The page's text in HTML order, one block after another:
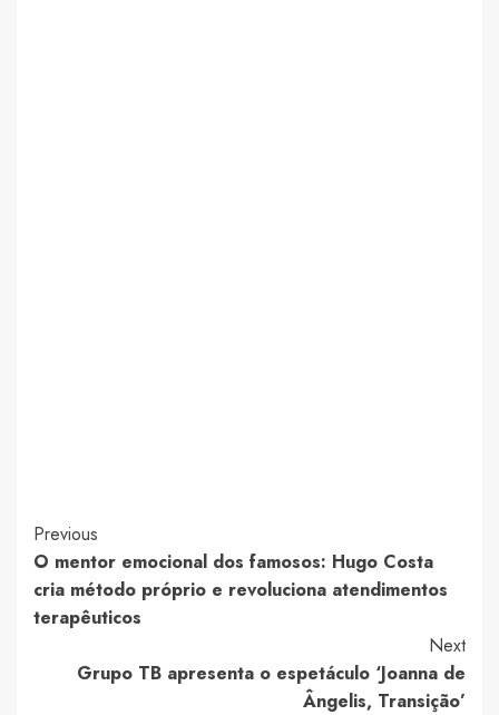
Post
Navigation
Previous
O mentor emocional dos famosos: Hugo Costa
cria método próprio e revoluciona atendimentos
terapêuticos
Next
Grupo TB apresenta o espetáculo ‘Joanna de
Ângelis, Transição’